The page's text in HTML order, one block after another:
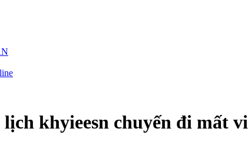
khyieesn chuyến đi mất vi